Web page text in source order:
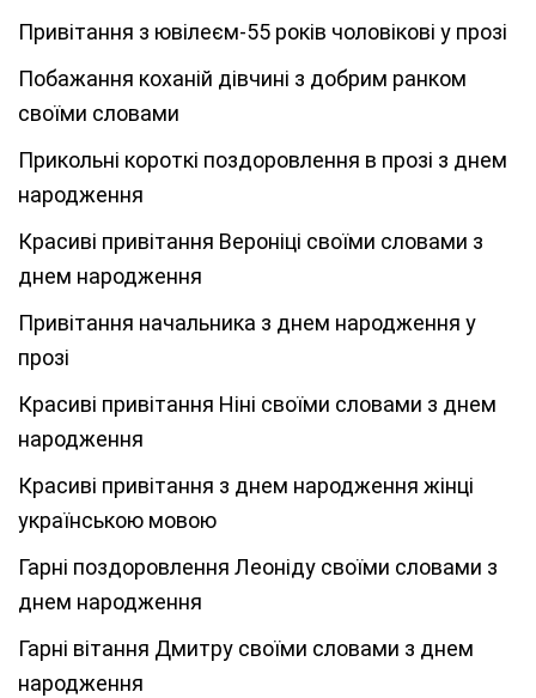
Привітання з ювілеєм-55 років чоловікові у прозі
Побажання коханій дівчині з добрим ранком
своїми словами
Прикольні короткі поздоровлення в прозі з днем
народження
Красиві привітання Вероніці своїми словами з
днем народження
Привітання начальника з днем народження у
прозі
Красиві привітання Ніні своїми словами з днем
народження
Красиві привітання з днем народження жінці
українською мовою
Гарні поздоровлення Леоніду своїми словами з
днем народження
Гарні вітання Дмитру своїми словами з днем
народження